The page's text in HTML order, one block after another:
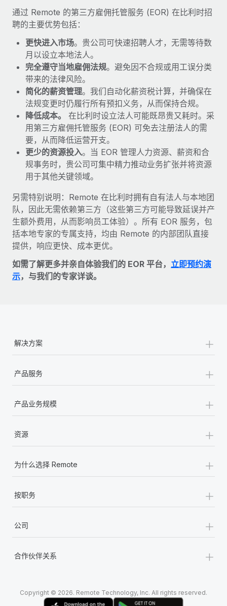
通过 Remote 的第三方雇佣托管服务 (EOR) 在比利时招
聘的主要优势包括：
更快进入市场。贵公司可快速招聘人才，无需等待数
月以设立本地法人。
完全遵守当地雇佣法规。避免因不合规或用工误分类
带来的法律风险。
简化的薪资管理。我们自动化薪资税计算，并确保在
法规变更时仍履行所有预扣义务，从而保持合规。
降低成本。
在比利时设立法人可能既昂贵又耗时。采
用第三方雇佣托管服务 (EOR) 可免去注册法人的需
要，从而降低运营开支。
更少的资源投入。当 EOR 管理人力资源、薪资和合
规事务时，贵公司可集中精力推动业务扩张并将资源
用于其他关键领域。
另需特别说明：Remote 在比利时拥有自有法人与本地团
队，因此无需依赖第三方（这些第三方可能导致延误并产
生额外费用，从而影响员工体验）。所有 EOR 服务，包
括本地专家的专属支持，均由 Remote 的内部团队直接
提供，响应更快、成本更优。
如需了解更多并亲自体验我们的 EOR 平台， 立即预约演
示，与我们的专家详谈。
解决方案 +
产品服务 +
产品业务规模 +
资源 +
为什么选择 Remote +
按职务 +
公司 +
合作伙伴关系 +
Copyright © 2026. Remote Technology, Inc. All rights reserved.